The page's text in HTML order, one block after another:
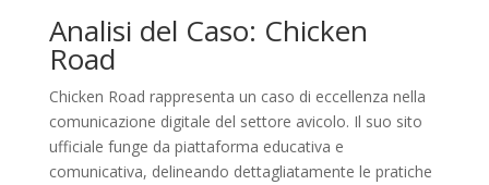
Analisi del Caso: Chicken
Road
Chicken Road rappresenta un caso di eccellenza nella
comunicazione digitale del settore avicolo. Il suo sito
ufficiale funge da piattaforma educativa e
comunicativa, delineando dettagliatamente le pratiche